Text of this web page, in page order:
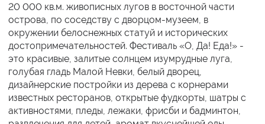
20 000 кв.м. живописных лугов в восточной части
острова, по соседству с дворцом-музеем, в
окружении белоснежных статуй и исторических
достопримечательностей. Фестиваль «О, Да! Еда!» -
это красивые, залитые солнцем изумрудные луга,
голубая гладь Малой Невки, белый дворец,
дизайнерские постройки из дерева с корнерами
известных ресторанов, открытые фудкорты, шатры с
активностями, пледы, лежаки, фрисби и бадминтон,